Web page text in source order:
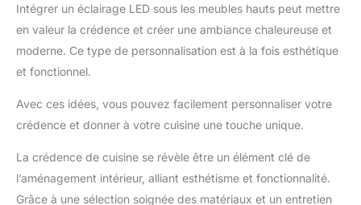
Intégrer un éclairage LED sous les meubles hauts peut mettre
en valeur la crédence et créer une ambiance chaleureuse et
moderne. Ce type de personnalisation est à la fois esthétique
et fonctionnel.
Avec ces idées, vous pouvez facilement personnaliser votre
crédence et donner à votre cuisine une touche unique.
La crédence de cuisine se révèle être un élément clé de
l’aménagement intérieur, alliant esthétisme et fonctionnalité.
Grâce à une sélection soignée des matériaux et un entretien